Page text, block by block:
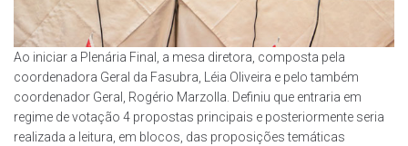
Ao iniciar a Plenária Final, a mesa diretora, composta pela
coordenadora Geral da Fasubra, Léia Oliveira e pelo também
coordenador Geral, Rogério Marzolla. Definiu que entraria em
regime de votação 4 propostas principais e posteriormente seria
realizada a leitura, em blocos, das proposições temáticas